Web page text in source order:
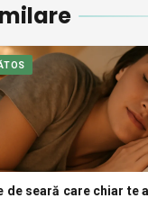
de seară care chiar te